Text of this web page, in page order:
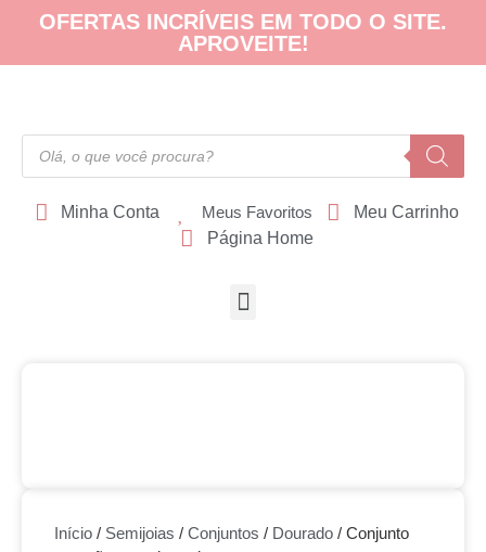
OFERTAS INCRÍVEIS EM TODO O SITE.
APROVEITE!
Minha Conta Meus Favoritos
Meu Carrinho
Página Home
Início / Semijoias / Conjuntos / Dourado / Conjunto